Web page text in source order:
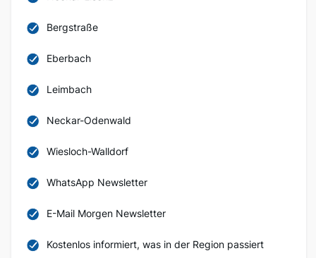
Bergstraße
Eberbach
Leimbach
Neckar-Odenwald
Wiesloch-Walldorf
WhatsApp Newsletter
E-Mail Morgen Newsletter
Kostenlos informiert, was in der Region passiert